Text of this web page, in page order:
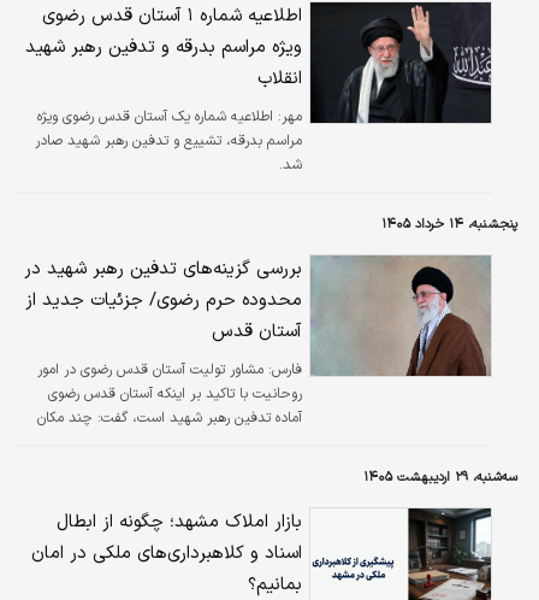
اطلاعیه شماره ۱ آستان قدس رضوی
ویژه مراسم بدرقه و تدفین رهبر شهید
انقلاب
مهر: اطلاعیه شماره یک آستان قدس رضوی ویژه
مراسم بدرقه، تشییع و تدفین رهبر شهید صادر
شد.
پنجشنبه، ۱۴ خرداد ۱۴۰۵
بررسی گزینه‌های تدفین رهبر شهید در
محدوده حرم رضوی/ جزئیات جدید از
آستان قدس
فارس: مشاور تولیت آستان قدس رضوی در امور
روحانیت با تاکید بر اینکه آستان قدس رضوی
آماده تدفین رهبر شهید است، گفت: چند مکان
کنونی انقلاب اسلامی پیشنهاد خواهد شد.
سه‌شنبه، ۲۹ اردیبهشت ۱۴۰۵
بازار املاک مشهد؛ چگونه از ابطال
اسناد و کلاهبرداری‌های ملکی در امان
بمانیم؟